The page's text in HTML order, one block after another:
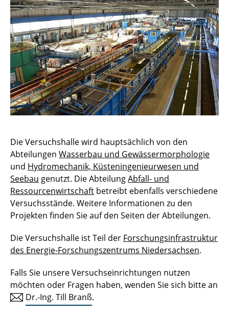
Die Versuchshalle wird hauptsächlich von den
Abteilungen Wasserbau und Gewässermorphologie
und Hydromechanik, Küsteningenieurwesen und
Seebau genutzt. Die AbteilungAbfall- und
Ressourcenwirtschaft betreibt ebenfalls verschiedene
Versuchsstände. Weitere Informationen zu den
Projekten finden Sie auf den Seiten der Abteilungen.
Die Versuchshalle ist Teil der Forschungsinfrastruktur
des Energie-Forschungszentrums Niedersachsen.
Falls Sie unsere Versuchseinrichtungen nutzen
möchten oder Fragen haben, wenden Sie sich bitte an
Dr.-Ing. Till Branß.